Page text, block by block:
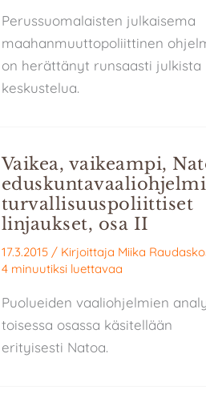
Perussuomalaisten julkaisema
maahanmuuttopoliittinen
on herättänyt runsaasti julkista
keskustelua.
Vaikea, vaikeampi,
turvallisuuspoliittiset
linjaukset, osa II
17.3.2015 / Kirjoittaja Miika
4 minuutiksi luettavaa
Puolueiden vaaliohjelmien
toisessa osassa käsitellään
erityisesti Natoa.